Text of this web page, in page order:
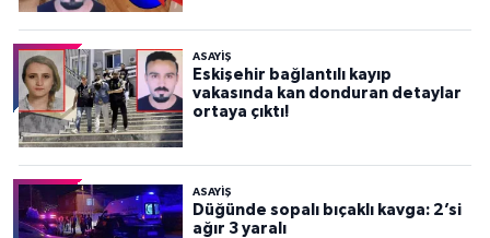
ASAYİŞ
Eskişehir bağlantılı kayıp
vakasında kan donduran detaylar
ortaya çıktı!
ASAYİŞ
Düğünde sopalı bıçaklı kavga: 2’si
ağır 3 yaralı